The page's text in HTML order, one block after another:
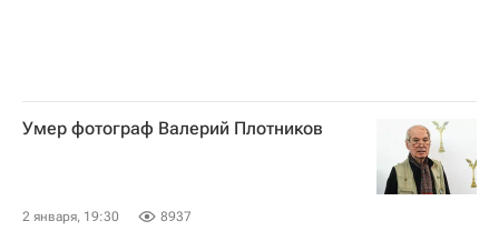
Умер фотограф Валерий Плотников
2 января, 19:30 8937